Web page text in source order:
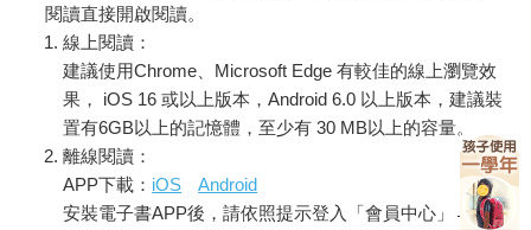
閱讀直接開啟閱讀。
線上閱讀：
建議使用Chrome、Microsoft Edge 有較佳的線上瀏覽效
果， iOS 16 或以上版本，Android 6.0 以上版本，建議裝
置有6GB以上的記憶體，至少有 30 MB以上的容量。
離線閱讀：
APP下載： iOS
Android
安裝電子書APP後，請依照提示登入「會員中心」→「我